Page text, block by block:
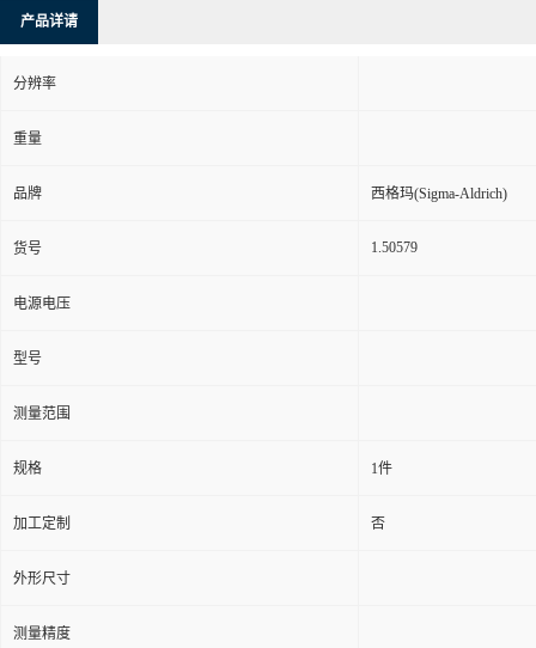
产品详请
分辨率
重量
品牌 西格玛(Sigma-Aldrich)
货号 1.50579
电源电压
型号
测量范围
规格 1件
加工定制 否
外形尺寸
测量精度